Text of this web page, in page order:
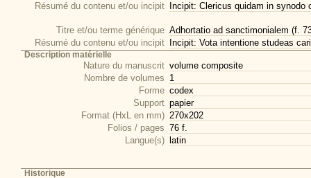
Résumé du contenu et/ou incipit
Incipit: Clericus quidam in
Titre et/ou terme générique Adhortatio ad sanctimonialem (f.
Résumé du contenu et/ou incipit
Incipit: Vota intentione studeas
Description matérielle
Nature du manuscrit volume composite
Nombre de volumes 1
Forme codex
Support papier
Format (HxL en mm) 270x202
Folios / pages 76 f.
Langue(s)
latin
Historique